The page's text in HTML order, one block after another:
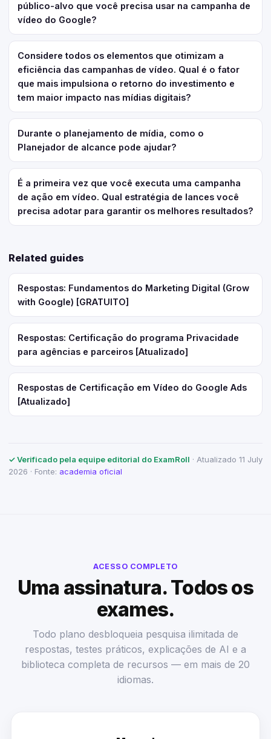
público-alvo que você precisa usar na campanha de
vídeo do Google?
Considere todos os elementos que otimizam a
eficiência das campanhas de vídeo. Qual é o fator
que mais impulsiona o retorno do investimento e
tem maior impacto nas mídias digitais?
Durante o planejamento de mídia, como o
Planejador de alcance pode ajudar?
É a primeira vez que você executa uma campanha
de ação em vídeo. Qual estratégia de lances você
precisa adotar para garantir os melhores resultados?
Related guides
Respostas: Fundamentos do Marketing Digital (Grow
with Google) [GRATUITO]
Respostas: Certificação do programa Privacidade
para agências e parceiros [Atualizado]
Respostas de Certificação em Vídeo do Google Ads
[Atualizado]
✓ Verificado pela equipe editorial do ExamRoll · Atualizado 11 July
2026 · Fonte: academia oficial
ACESSO COMPLETO
Uma assinatura. Todos os
exames.
Todo plano desbloqueia pesquisa ilimitada de
respostas, testes práticos, explicações de AI e a
biblioteca completa de recursos — em mais de 20
idiomas.